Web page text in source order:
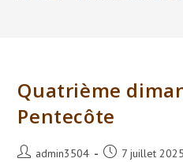
Quatrième
Pentecôte
Auteur/autrice
admin3504
Publication
7 juillet 2025